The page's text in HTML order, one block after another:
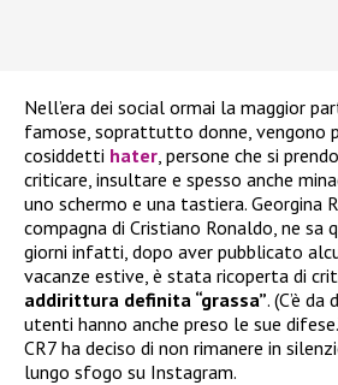
Nell’era dei social ormai la maggior
famose, soprattutto donne, vengono
cosiddetti hater , persone che si
criticare, insultare e spesso anche
uno schermo e una tastiera. Georgina
compagna di Cristiano Ronaldo, ne sa
giorni infatti, dopo aver pubblicato
vacanze estive, è stata ricoperta di
addirittura definita “grassa”. (C’è
utenti hanno anche preso le sue
CR7 ha deciso di non rimanere in
lungo sfogo su Instagram.